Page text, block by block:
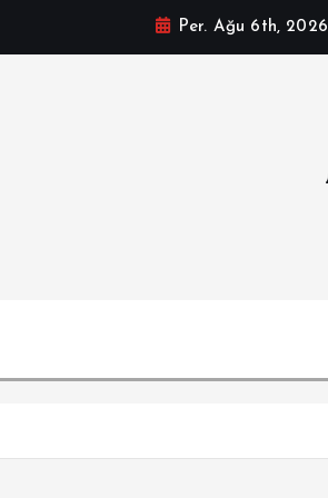
Per. Ağu 6th, 2026